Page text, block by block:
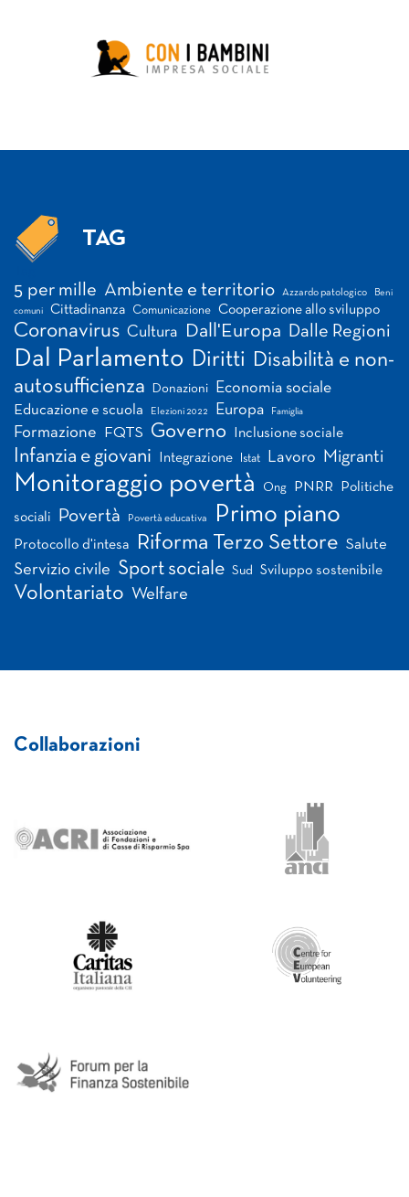
TAG
5 per mille Ambiente e territorio Azzardo patologico Beni
comuni Cittadinanza Comunicazione Cooperazione allo sviluppo
Coronavirus Cultura Dall'Europa Dalle Regioni
Dal Parlamento Diritti Disabilità e non-
autosufficienza
Donazioni Economia sociale
Educazione e scuola Elezioni 2022 Europa Famiglia
Formazione FQTS Governo Inclusione sociale
Infanzia e giovani Integrazione Istat Lavoro Migranti
Monitoraggio povertà Ong PNRR Politiche
sociali Povertà Povertà educativa Primo piano
Protocollo d'intesa Riforma Terzo Settore Salute
Servizio civile Sport sociale Sud Sviluppo sostenibile
Volontariato Welfare
Collaborazioni